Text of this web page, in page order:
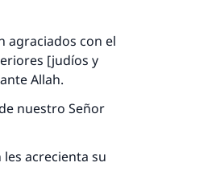
agraciados con el
[judíos y
Allah.
nuestro Señor
acrecienta su